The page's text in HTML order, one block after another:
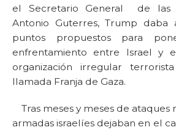
el Secretario General de las
Antonio Guterres, Trump daba
puntos propuestos para
enfrentamiento entre Israel y
organización irregular
llamada Franja de Gaza.
Tras meses y meses de ataques
armadas israelíes dejaban en el